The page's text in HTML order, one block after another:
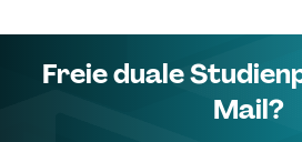
Freie duale
Mail?